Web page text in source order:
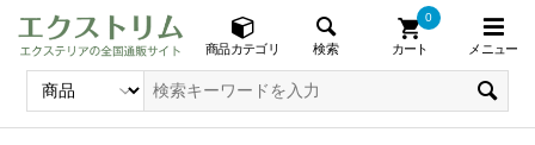
商品カテゴリ 検索 カート
0
メニュー